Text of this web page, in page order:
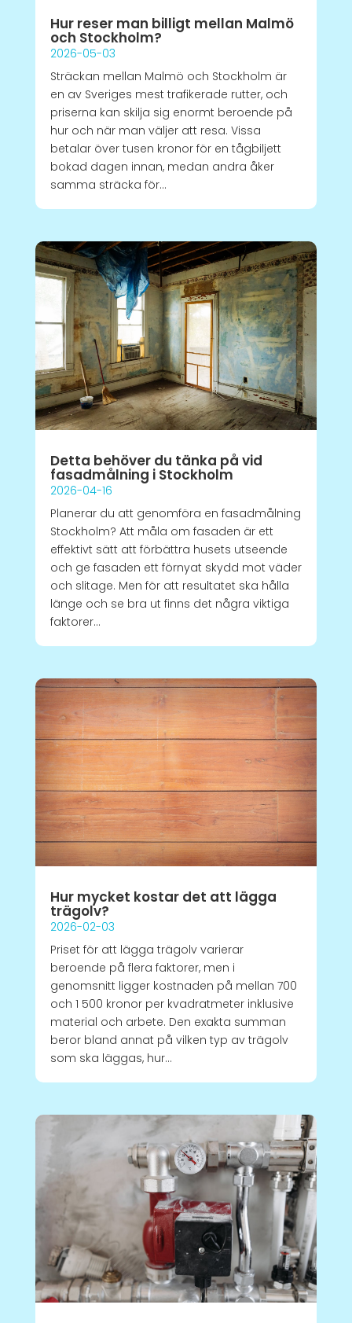
Hur reser man billigt mellan Malmö
och Stockholm?
2026-05-03
Sträckan mellan Malmö och Stockholm är
en av Sveriges mest trafikerade rutter, och
priserna kan skilja sig enormt beroende på
hur och när man väljer att resa. Vissa
betalar över tusen kronor för en tågbiljett
bokad dagen innan, medan andra åker
samma sträcka för...
Detta behöver du tänka på vid
fasadmålning i Stockholm
2026-04-16
Planerar du att genomföra en fasadmålning
Stockholm? Att måla om fasaden är ett
effektivt sätt att förbättra husets utseende
och ge fasaden ett förnyat skydd mot väder
och slitage. Men för att resultatet ska hålla
länge och se bra ut finns det några viktiga
faktorer...
Hur mycket kostar det att lägga
trägolv?
2026-02-03
Priset för att lägga trägolv varierar
beroende på flera faktorer, men i
genomsnitt ligger kostnaden på mellan 700
och 1 500 kronor per kvadratmeter inklusive
material och arbete. Den exakta summan
beror bland annat på vilken typ av trägolv
som ska läggas, hur...